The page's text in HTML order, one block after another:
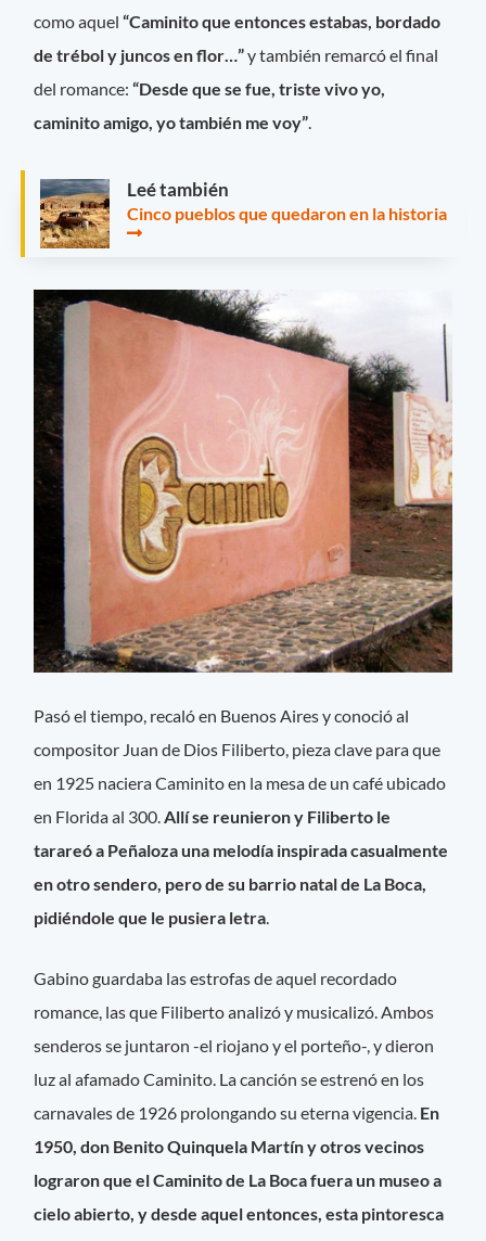
como aquel“Caminito que entonces estabas, bordado
de trébol y juncos en flor…”y también remarcó el final
del romance:“Desde que se fue, triste vivo yo,
caminito amigo, yo también me voy”.
Leé también
Cinco pueblos que quedaron en la historia
Pasó el tiempo, recaló en Buenos Aires y conoció al
compositor Juan de Dios Filiberto, pieza clave para que
en 1925 naciera Caminito en la mesa de un café ubicado
en Florida al 300.Allí se reunieron y Filiberto le
tarareó a Peñaloza una melodía inspirada casualmente
en otro sendero, pero de su barrio natal de La Boca,
pidiéndole que le pusiera letra.
Gabino guardaba las estrofas de aquel recordado
romance, las que Filiberto analizó y musicalizó. Ambos
senderos se juntaron -el riojano y el porteño-, y dieron
luz al afamado Caminito. La canción se estrenó en los
carnavales de 1926 prolongando su eterna vigencia. En
1950, don Benito Quinquela Martín y otros vecinos
lograron que el Caminito de La Boca fuera un museo a
cielo abierto, y desde aquel entonces, esta pintoresca